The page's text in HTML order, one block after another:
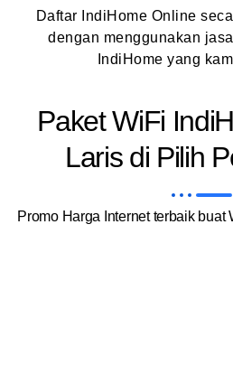
Daftar IndiHome Online
dengan menggunakan
IndiHome yang
Paket WiFi
Laris di Pilih
Promo Harga Internet terbaik buat